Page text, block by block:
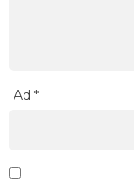
Ad *